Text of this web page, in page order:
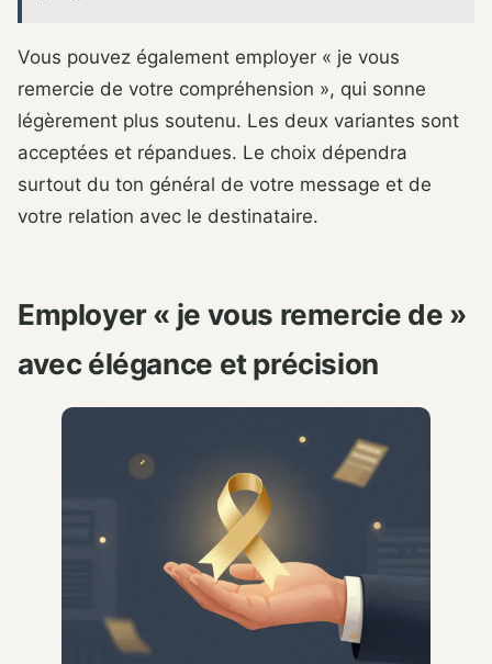
Vous pouvez également employer « je vous
remercie de votre compréhension », qui sonne
légèrement plus soutenu. Les deux variantes sont
acceptées et répandues. Le choix dépendra
surtout du ton général de votre message et de
votre relation avec le destinataire.
Employer « je vous remercie de »
avec élégance et précision